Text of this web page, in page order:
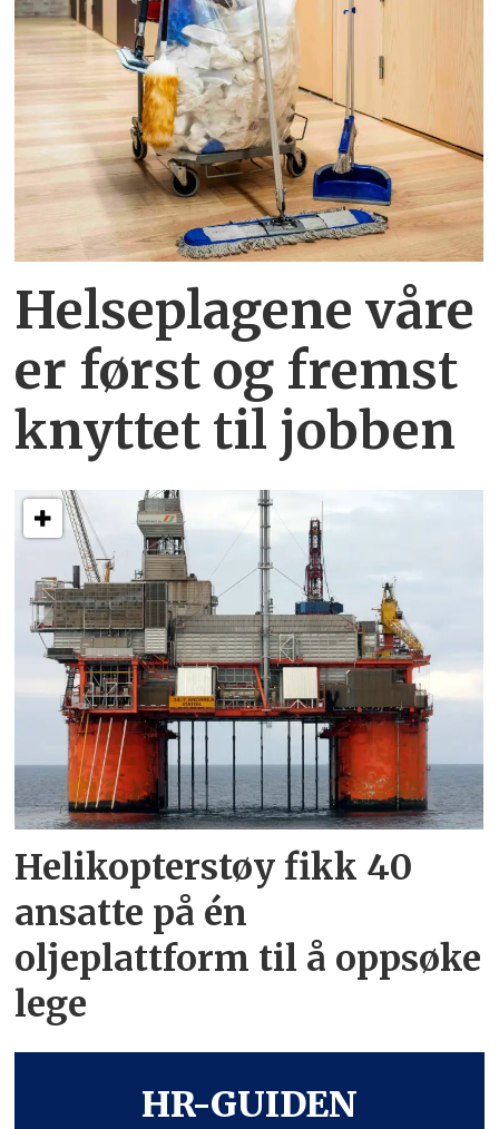
Helseplagene våre
er først og fremst
knyttet til jobben
Helikopterstøy fikk 40
ansatte på én
oljeplattform til å oppsøke
lege
HR-GUIDEN